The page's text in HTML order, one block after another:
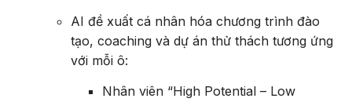
AI đề xuất cá nhân hóa chương trình đào
tạo, coaching và dự án thử thách tương ứng
với mỗi ô:
Nhân viên “High Potential – Low